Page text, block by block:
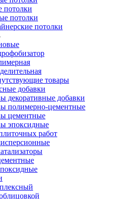
потолки
потолки
потолки
товары
добавки
декоративные добавки
полимерно-цементные
цементные
эпоксидные
работ